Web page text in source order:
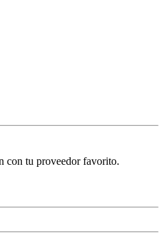
con tu proveedor favorito.